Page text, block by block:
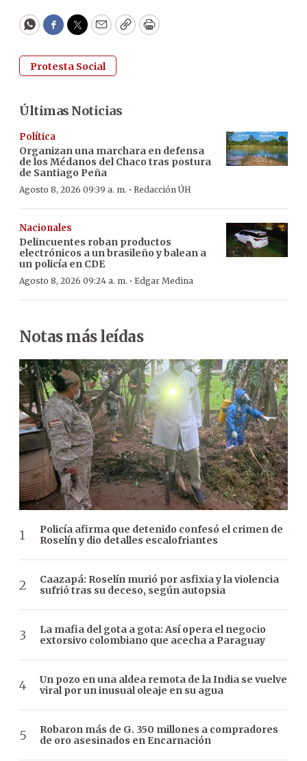
WhatsApp
Facebook
Twitter
EmailCopyPrint
Protesta Social
Últimas Noticias
Política
Organizan una marchara en defensa
de los Médanos del Chaco tras postura
de Santiago Peña
Agosto 8, 2026 09:39 a. m. · Redacción ÚH
Nacionales
Delincuentes roban productos
electrónicos a un brasileño y balean a
un policía en CDE
Agosto 8, 2026 09:24 a. m. · Edgar Medina
Notas más leídas
Policía afirma que detenido confesó el crimen de
Roselín y dio detalles escalofriantes
Caazapá: Roselín murió por asfixia y la violencia
sufrió tras su deceso, según autopsia
La mafia del gota a gota: Así opera el negocio
extorsivo colombiano que acecha a Paraguay
Un pozo en una aldea remota de la India se vuelve
viral por un inusual oleaje en su agua
Robaron más de G. 350 millones a compradores
de oro asesinados en Encarnación